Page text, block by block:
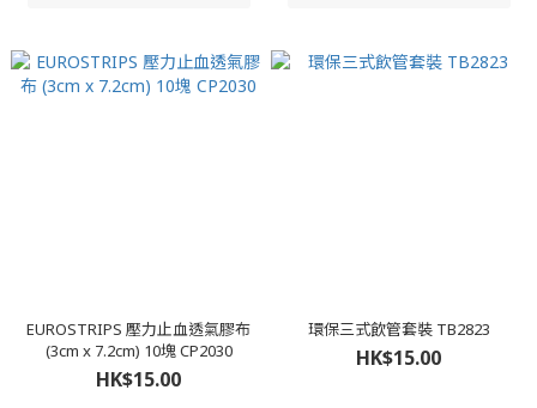
EUROSTRIPS 壓力止血透氣膠布
(3cm x 7.2cm) 10塊 CP2030
HK$15.00
環保三式飲管套裝 TB2823
HK$15.00